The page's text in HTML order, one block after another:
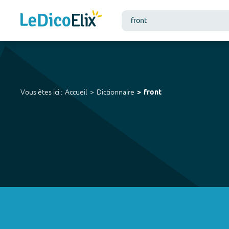
Vous êtes ici : Accueil Dictionnaire front